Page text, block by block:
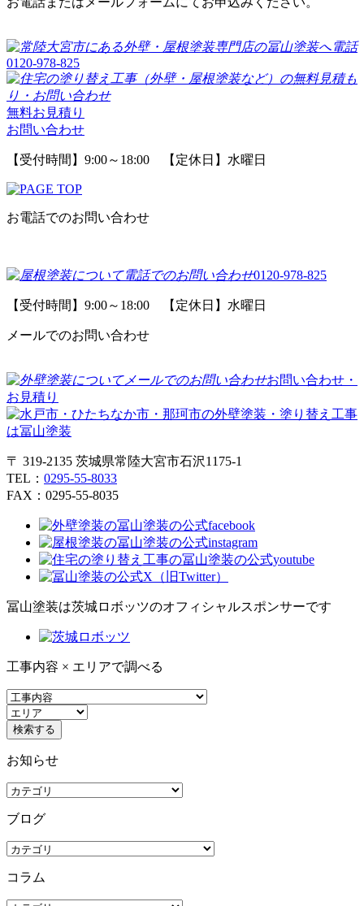
0120-978-825
無料お見積り
お問い合わせ
【受付時間】9:00～18:00 【定休日】水曜日
お電話でのお問い合わせ
0120-978-825
【受付時間】9:00～18:00 【定休日】水曜日
メールでのお問い合わせ
お問い合わせ・
お見積り
〒 319-2135 茨城県常陸大宮市石沢1175-1
TEL： 0295-55-8033
FAX：0295-55-8035
冨山塗装は茨城ロボッツのオフィシャルスポンサーです
工事内容 × エリアで調べる
お知らせ
ブログ
コラム